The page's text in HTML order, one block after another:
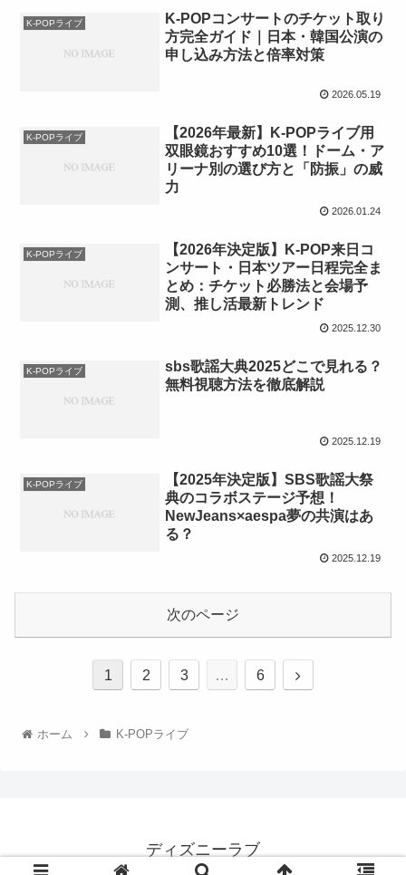
K-POPライブ
K-POPコンサートのチケット取り
方完全ガイド｜日本・韓国公演の
申し込み方法と倍率対策
2026.05.19
K-POPライブ
【2026年最新】K-POPライブ用
双眼鏡おすすめ10選！ドーム・ア
リーナ別の選び方と「防振」の威
力
2026.01.24
K-POPライブ
【2026年決定版】K-POP来日コ
ンサート・日本ツアー日程完全ま
とめ：チケット必勝法と会場予
測、推し活最新トレンド
2025.12.30
K-POPライブ
sbs歌謡大典2025どこで見れる？
無料視聴方法を徹底解説
2025.12.19
K-POPライブ
【2025年決定版】SBS歌謡大祭
典のコラボステージ予想！
NewJeans×aespa夢の共演はあ
る？
2025.12.19
次のページ
1 2 3 … 6
ホーム K-POPライブ
ディズニーラブ